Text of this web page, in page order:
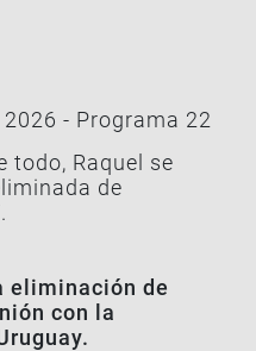
2026 - Programa 22
todo, Raquel se
de
.
eliminación de
con la